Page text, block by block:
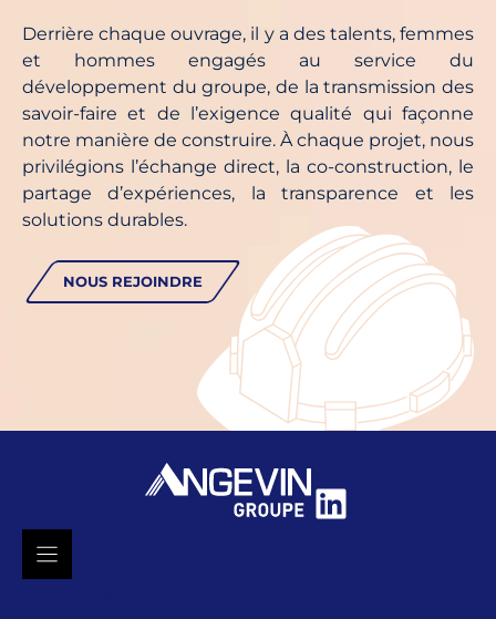
Derrière chaque ouvrage, il y a des talents, femmes
et hommes engagés au service du
développement du groupe, de la transmission des
savoir-faire et de l’exigence qualité qui façonne
notre manière de construire. À chaque projet, nous
privilégions l’échange direct, la co-construction, le
partage d’expériences, la transparence et les
solutions durables.
NOUS REJOINDRE
LinkedIn